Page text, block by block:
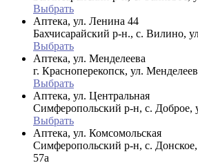
Выбрать
Аптека, ул. Ленина 44
Бахчисарайский р-н., с. Вилино,
Выбрать
Аптека, ул. Менделеева
г. Красноперекопск, ул.
Выбрать
Аптека, ул. Центральная
Симферопольский р-н, с. Доброе,
Выбрать
Аптека, ул. Комсомольская
Симферопольский р-н, с.
57а